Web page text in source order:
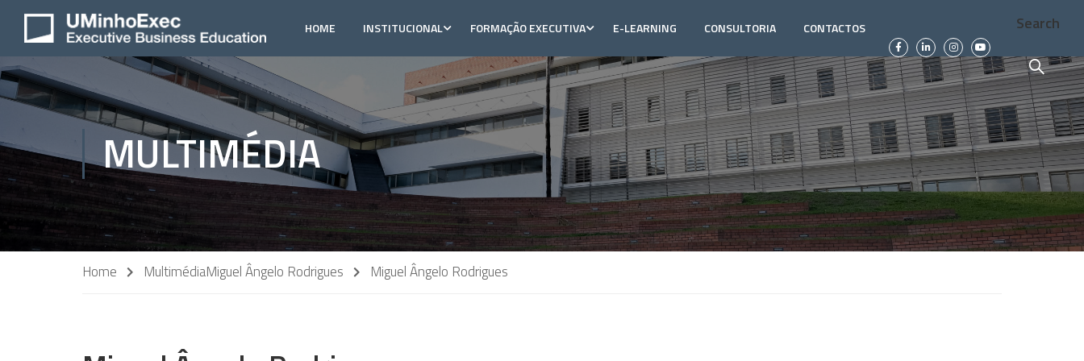
HOME INSTITUCIONAL FORMAÇÃO EXECUTIVA E-LEARNING CONSULTORIA CONTACTOS Search
MULTIMÉDIA
Home MultimédiaMiguel Ângelo Rodrigues Miguel Ângelo Rodrigues